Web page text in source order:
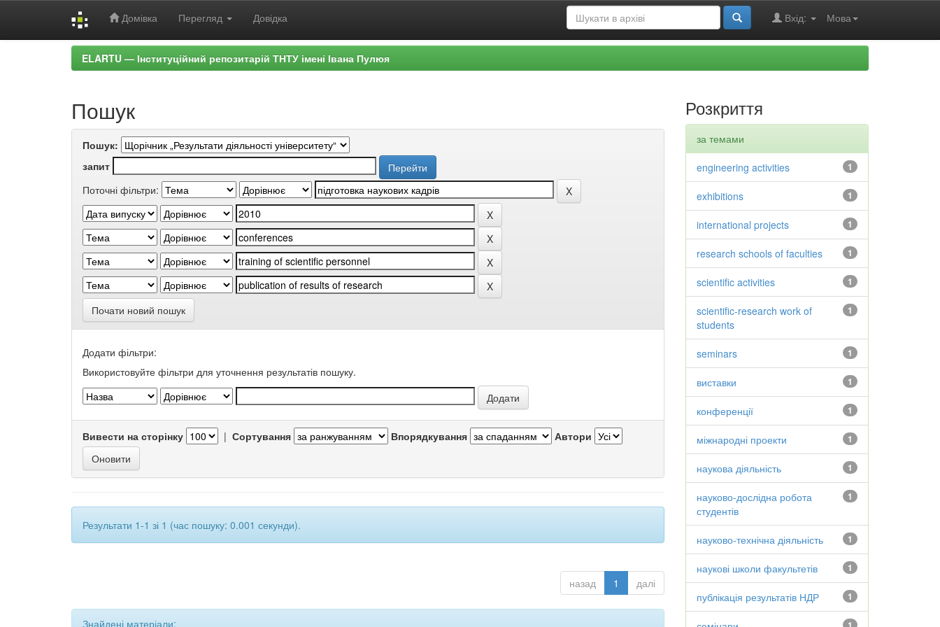
Домівка Перегляд Довідка Мова
Вхід:
ELARTU — Інституційний репозитарій ТНТУ імені Івана Пулюя
Пошук
Пошук:
запит
Поточні фільтри:
Почати новий пошук
Додати фільтри:
Використовуйте фільтри для уточнення результатів пошуку.
Вивести на сторінку | Сортування Впорядкування Автори
Результати 1-1 зі 1 (час пошуку: 0.001 секунди).
назад 1 далі
Знайдені матеріали:
Розкриття
за темами
1
engineering activities
1
exhibitions
1
international projects
1
research schools of faculties
1
scientific activities
1
scientific-research work of
students
1
seminars
1
виставки
1
конференції
1
міжнародні проекти
1
наукова діяльність
1
науково-дослідна робота
студентів
1
науково-технічна діяльність
1
наукові школи факультетів
1
публікація результатів НДР